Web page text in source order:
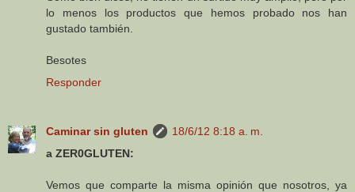
lo menos los productos que hemos probado nos han
gustado también.
Besotes
Responder
Caminar sin gluten
18/6/12 8:18 a. m.
a ZER0GLUTEN:
Vemos que comparte la misma opinión que nosotros, ya